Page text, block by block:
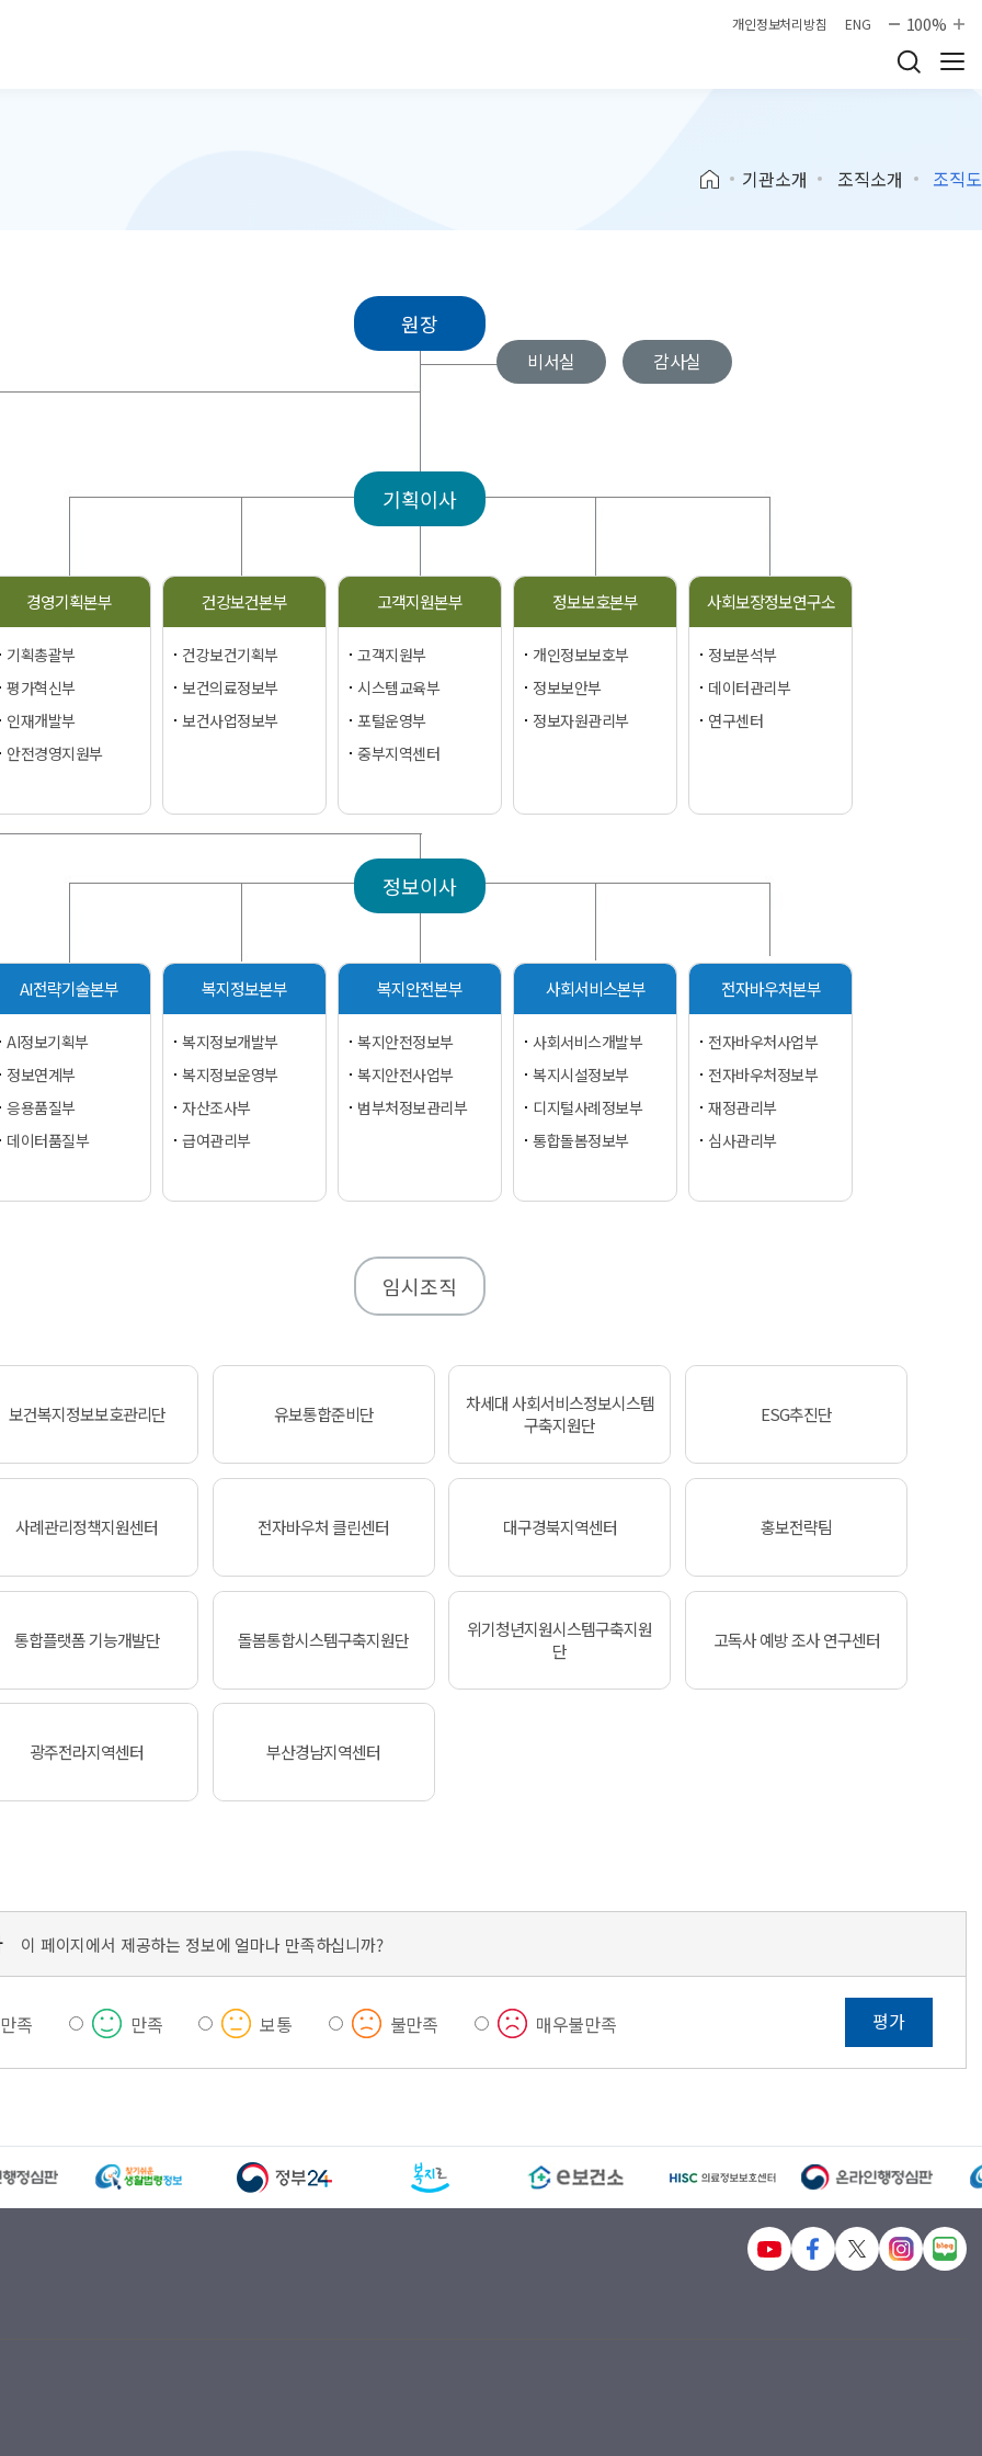
개인정보처리방침 ENG 100%
기관소개 조직소개 조직도
원장
비서실 감사실
기획이사
경영기획본부
기획총괄부
평가혁신부
인재개발부
안전경영지원부
건강보건본부
건강보건기획부
보건의료정보부
보건사업정보부
고객지원본부
고객지원부
시스템교육부
포털운영부
중부지역센터
정보보호본부
개인정보보호부
정보보안부
정보자원관리부
사회보장정보연구소
정보분석부
데이터관리부
연구센터
정보이사
AI전략기술본부
AI정보기획부
정보연계부
응용품질부
데이터품질부
복지정보본부
복지정보개발부
복지정보운영부
자산조사부
급여관리부
복지안전본부
복지안전정보부
복지안전사업부
범부처정보관리부
사회서비스본부
사회서비스개발부
복지시설정보부
디지털사례정보부
통합돌봄정보부
전자바우처본부
전자바우처사업부
전자바우처정보부
재정관리부
심사관리부
임시조직
보건복지정보보호관리단 유보통합준비단
차세대 사회서비스정보시스템
구축지원단
ESG추진단
사례관리정책지원센터 전자바우처 클린센터 대구경북지역센터 홍보전략팀
통합플랫폼 기능개발단 돌봄통합시스템구축지원단
위기청년지원시스템구축지원
단
고독사 예방 조사 연구센터
광주전라지역센터 부산경남지역센터
이 페이지에서 제공하는 정보에 얼마나 만족하십니까?
족 만족 보통 불만족 매우불만족 평가